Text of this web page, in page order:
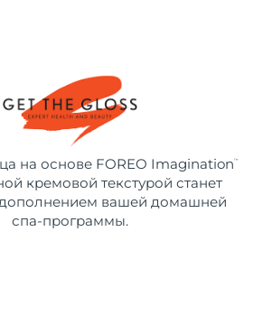
на основе FOREO Imagination ™
кремовой текстурой станет
вашей домашней
спа-программы.